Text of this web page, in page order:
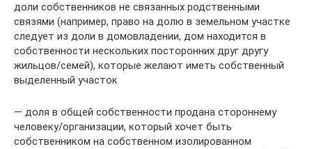
доли собственников не связанных родственными
связями (например, право на долю в земельном участке
следует из доли в домовладении, дом находится в
собственности нескольких посторонних друг другу
жильцов/семей), которые желают иметь собственный
выделенный участок
— доля в общей собственности продана стороннему
человеку/организации, который хочет быть
собственником на собственном изолированном